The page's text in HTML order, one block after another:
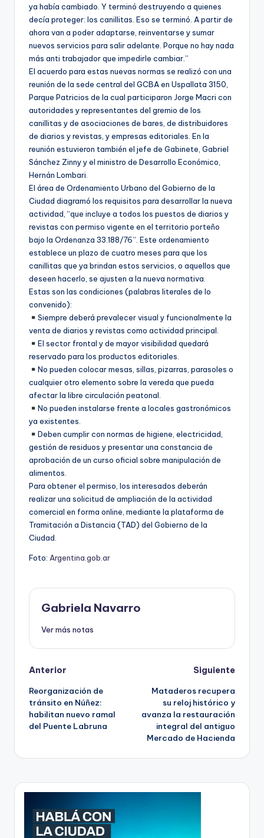
ya había cambiado. Y terminó destruyendo a quienes
decía proteger: los canillitas. Eso se terminó. A partir de
ahora van a poder adaptarse, reinventarse y sumar
nuevos servicios para salir adelante. Porque no hay nada
más anti trabajador que impedirle cambiar.”
El acuerdo para estas nuevas normas se realizó con una
reunión de la sede central del GCBA en Uspallata 3150,
Parque Patricios de la cual participaron Jorge Macri con
autoridades y representantes del gremio de los
canillitas y de asociaciones de bares, de distribuidores
de diarios y revistas, y empresas editoriales. En la
reunión estuvieron también el jefe de Gabinete, Gabriel
Sánchez Zinny y el ministro de Desarrollo Económico,
Hernán Lombari.
El área de Ordenamiento Urbano del Gobierno de la
Ciudad diagramó los requisitos para desarrollar la nueva
actividad, “que incluye a todos los puestos de diarios y
revistas con permiso vigente en el territorio porteño
bajo la Ordenanza 33.188/76”. Este ordenamiento
establece un plazo de cuatro meses para que los
canillitas que ya brindan estos servicios, o aquellos que
deseen hacerlo, se ajusten a la nueva normativa.
Estas son las condiciones (palabras literales de lo
convenido):
Siempre deberá prevalecer visual y funcionalmente la
venta de diarios y revistas como actividad principal.
El sector frontal y de mayor visibilidad quedará
reservado para los productos editoriales.
No pueden colocar mesas, sillas, pizarras, parasoles o
cualquier otro elemento sobre la vereda que pueda
afectar la libre circulación peatonal.
No pueden instalarse frente a locales gastronómicos
ya existentes.
Deben cumplir con normas de higiene, electricidad,
gestión de residuos y presentar una constancia de
aprobación de un curso oficial sobre manipulación de
alimentos.
Para obtener el permiso, los interesados deberán
realizar una solicitud de ampliación de la actividad
comercial en forma online, mediante la plataforma de
Tramitación a Distancia (TAD) del Gobierno de la
Ciudad.
Foto: Argentina.gob.ar
Gabriela Navarro
Ver más notas
Post
navigation
Anterior
Reorganización de
tránsito en Núñez:
habilitan nuevo ramal
del Puente Labruna
Siguiente
Mataderos recupera
su reloj histórico y
avanza la restauración
integral del antiguo
Mercado de Hacienda